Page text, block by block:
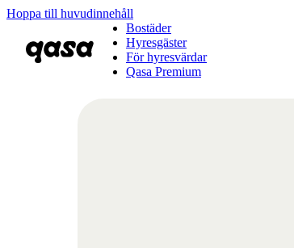
Hoppa till huvudinnehåll
Bostäder
Hyresgäster
För hyresvärdar
Qasa Premium